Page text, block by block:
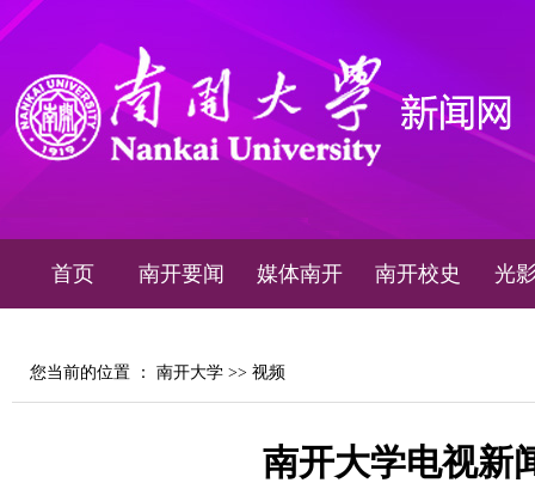
首页 南开要闻 媒体南开 南开校史 光
您当前的位置 ： 南开大学 >> 视频
南开大学电视新